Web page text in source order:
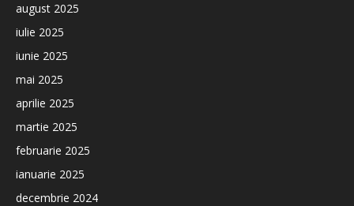
august 2025
iulie 2025
iunie 2025
mai 2025
aprilie 2025
martie 2025
februarie 2025
ianuarie 2025
decembrie 2024